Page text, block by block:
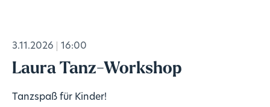
3.11.2026 16:00
Laura Tanz-Workshop
Tanzspaß für Kinder!